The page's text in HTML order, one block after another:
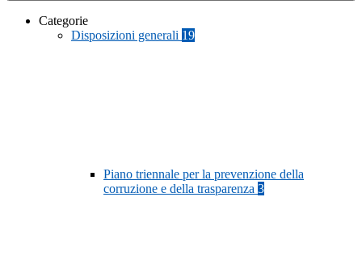
Categorie
Disposizioni generali 19
Piano triennale per la prevenzione della
corruzione e della trasparenza 3